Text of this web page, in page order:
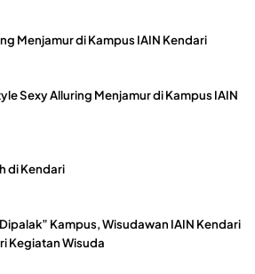
Menjamur di Kampus IAIN Kendari
Sexy Alluring Menjamur di Kampus IAIN
di Kendari
Kampus, Wisudawan IAIN Kendari
Kegiatan Wisuda